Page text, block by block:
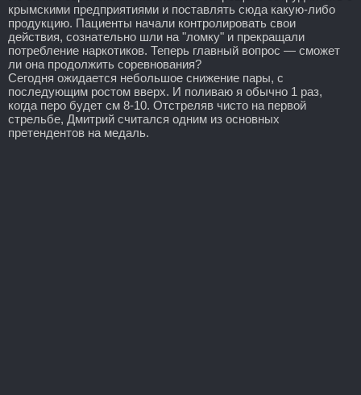
крымскими предприятиями и поставлять сюда какую-либо
продукцию. Пациенты начали контролировать свои
действия, сознательно шли на "ломку" и прекращали
потребление наркотиков. Теперь главный вопрос — сможет
ли она продолжить соревнования?
Сегодня ожидается небольшое снижение пары, с
последующим ростом вверх. И поливаю я обычно 1 раз,
когда перо будет см 8-10. Отстреляв чисто на первой
стрельбе, Дмитрий считался одним из основных
претендентов на медаль.